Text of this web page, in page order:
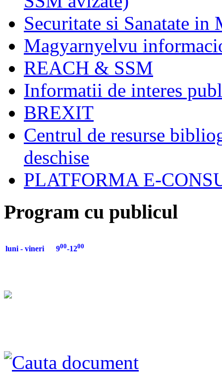
Securitate si Sanatate in
Magyarnyelvu
REACH & SSM
Informatii de interes
BREXIT
Centrul de resurse
deschise
PLATFORMA E-
Program cu publicul
luni - vineri 900-1200